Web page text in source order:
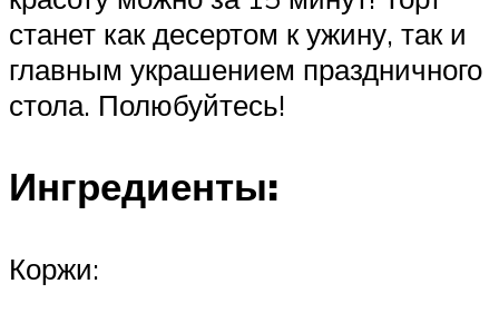
станет как десертом к ужину, так и
главным украшением праздничного
стола. Полюбуйтесь!
Ингредиенты:
Коржи: